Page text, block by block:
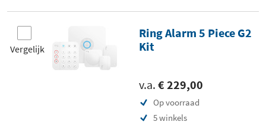
Vergelijk
Ring Alarm 5 Piece G2
Kit
v.a. € 229,00
Op voorraad
5 winkels